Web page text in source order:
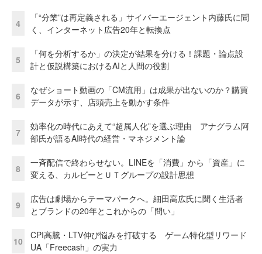
4
「“分業”は再定義される」サイバーエージェント内藤氏に聞
く、インターネット広告20年と転換点
5
「何を分析するか」の決定が結果を分ける！課題・論点設
計と仮説構築におけるAIと人間の役割
6
なぜショート動画の「CM流用」は成果が出ないのか？購買
データが示す、店頭売上を動かす条件
7
効率化の時代にあえて“超属人化”を選ぶ理由 アナグラム阿
部氏が語るAI時代の経営・マネジメント論
8
一斉配信で終わらせない。LINEを「消費」から「資産」に
変える、カルビーとＵＴグループの設計思想
9
広告は劇場からテーマパークへ。細田高広氏に聞く生活者
とブランドの20年とこれからの「問い」
10
CPI高騰・LTV伸び悩みを打破する ゲーム特化型リワード
UA「Freecash」の実力